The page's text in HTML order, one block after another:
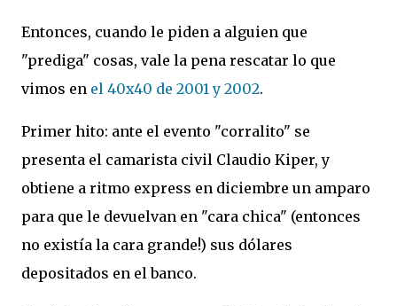
Entonces, cuando le piden a alguien que
"prediga" cosas, vale la pena rescatar lo que
vimos en el 40x40 de 2001 y 2002.
Primer hito: ante el evento "corralito" se
presenta el camarista civil Claudio Kiper, y
obtiene a ritmo express en diciembre un amparo
para que le devuelvan en "cara chica" (entonces
no existía la cara grande!) sus dólares
depositados en el banco.